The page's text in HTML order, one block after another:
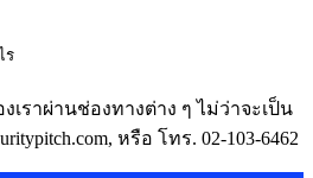
ร
ราผ่านช่องทางต่าง ๆ ไม่ว่าจะเป็น
หรือ โทร. 02-103-6462